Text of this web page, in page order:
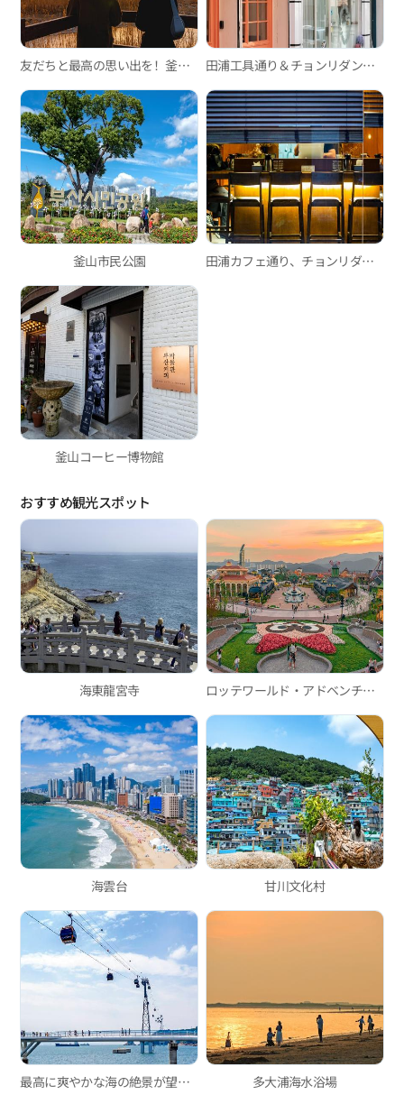
友だちと最高の思い出を！釜山徒歩旅行コース(2泊3日)のおすすめ 田浦工具通り＆チョンリダンキル
釜山市民公園 田浦カフェ通り、チョンリダンキル
釜山コーヒー博物館
おすすめ観光スポット
海東龍宮寺 ロッテワールド・アドベンチャー釜山
海雲台 甘川文化村
最高に爽やかな海の絶景が望める松島海上ロープウェイ！ 多大浦海水浴場